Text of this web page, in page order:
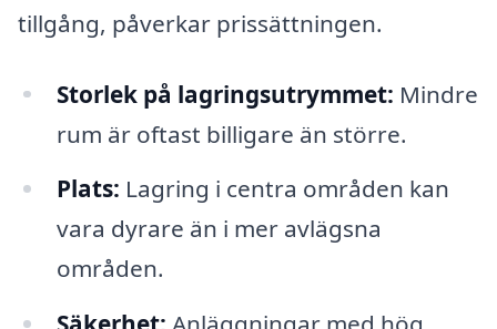
tillgång, påverkar prissättningen.
Storlek på lagringsutrymmet: Mindre
rum är oftast billigare än större.
Plats: Lagring i centra områden kan
vara dyrare än i mer avlägsna
områden.